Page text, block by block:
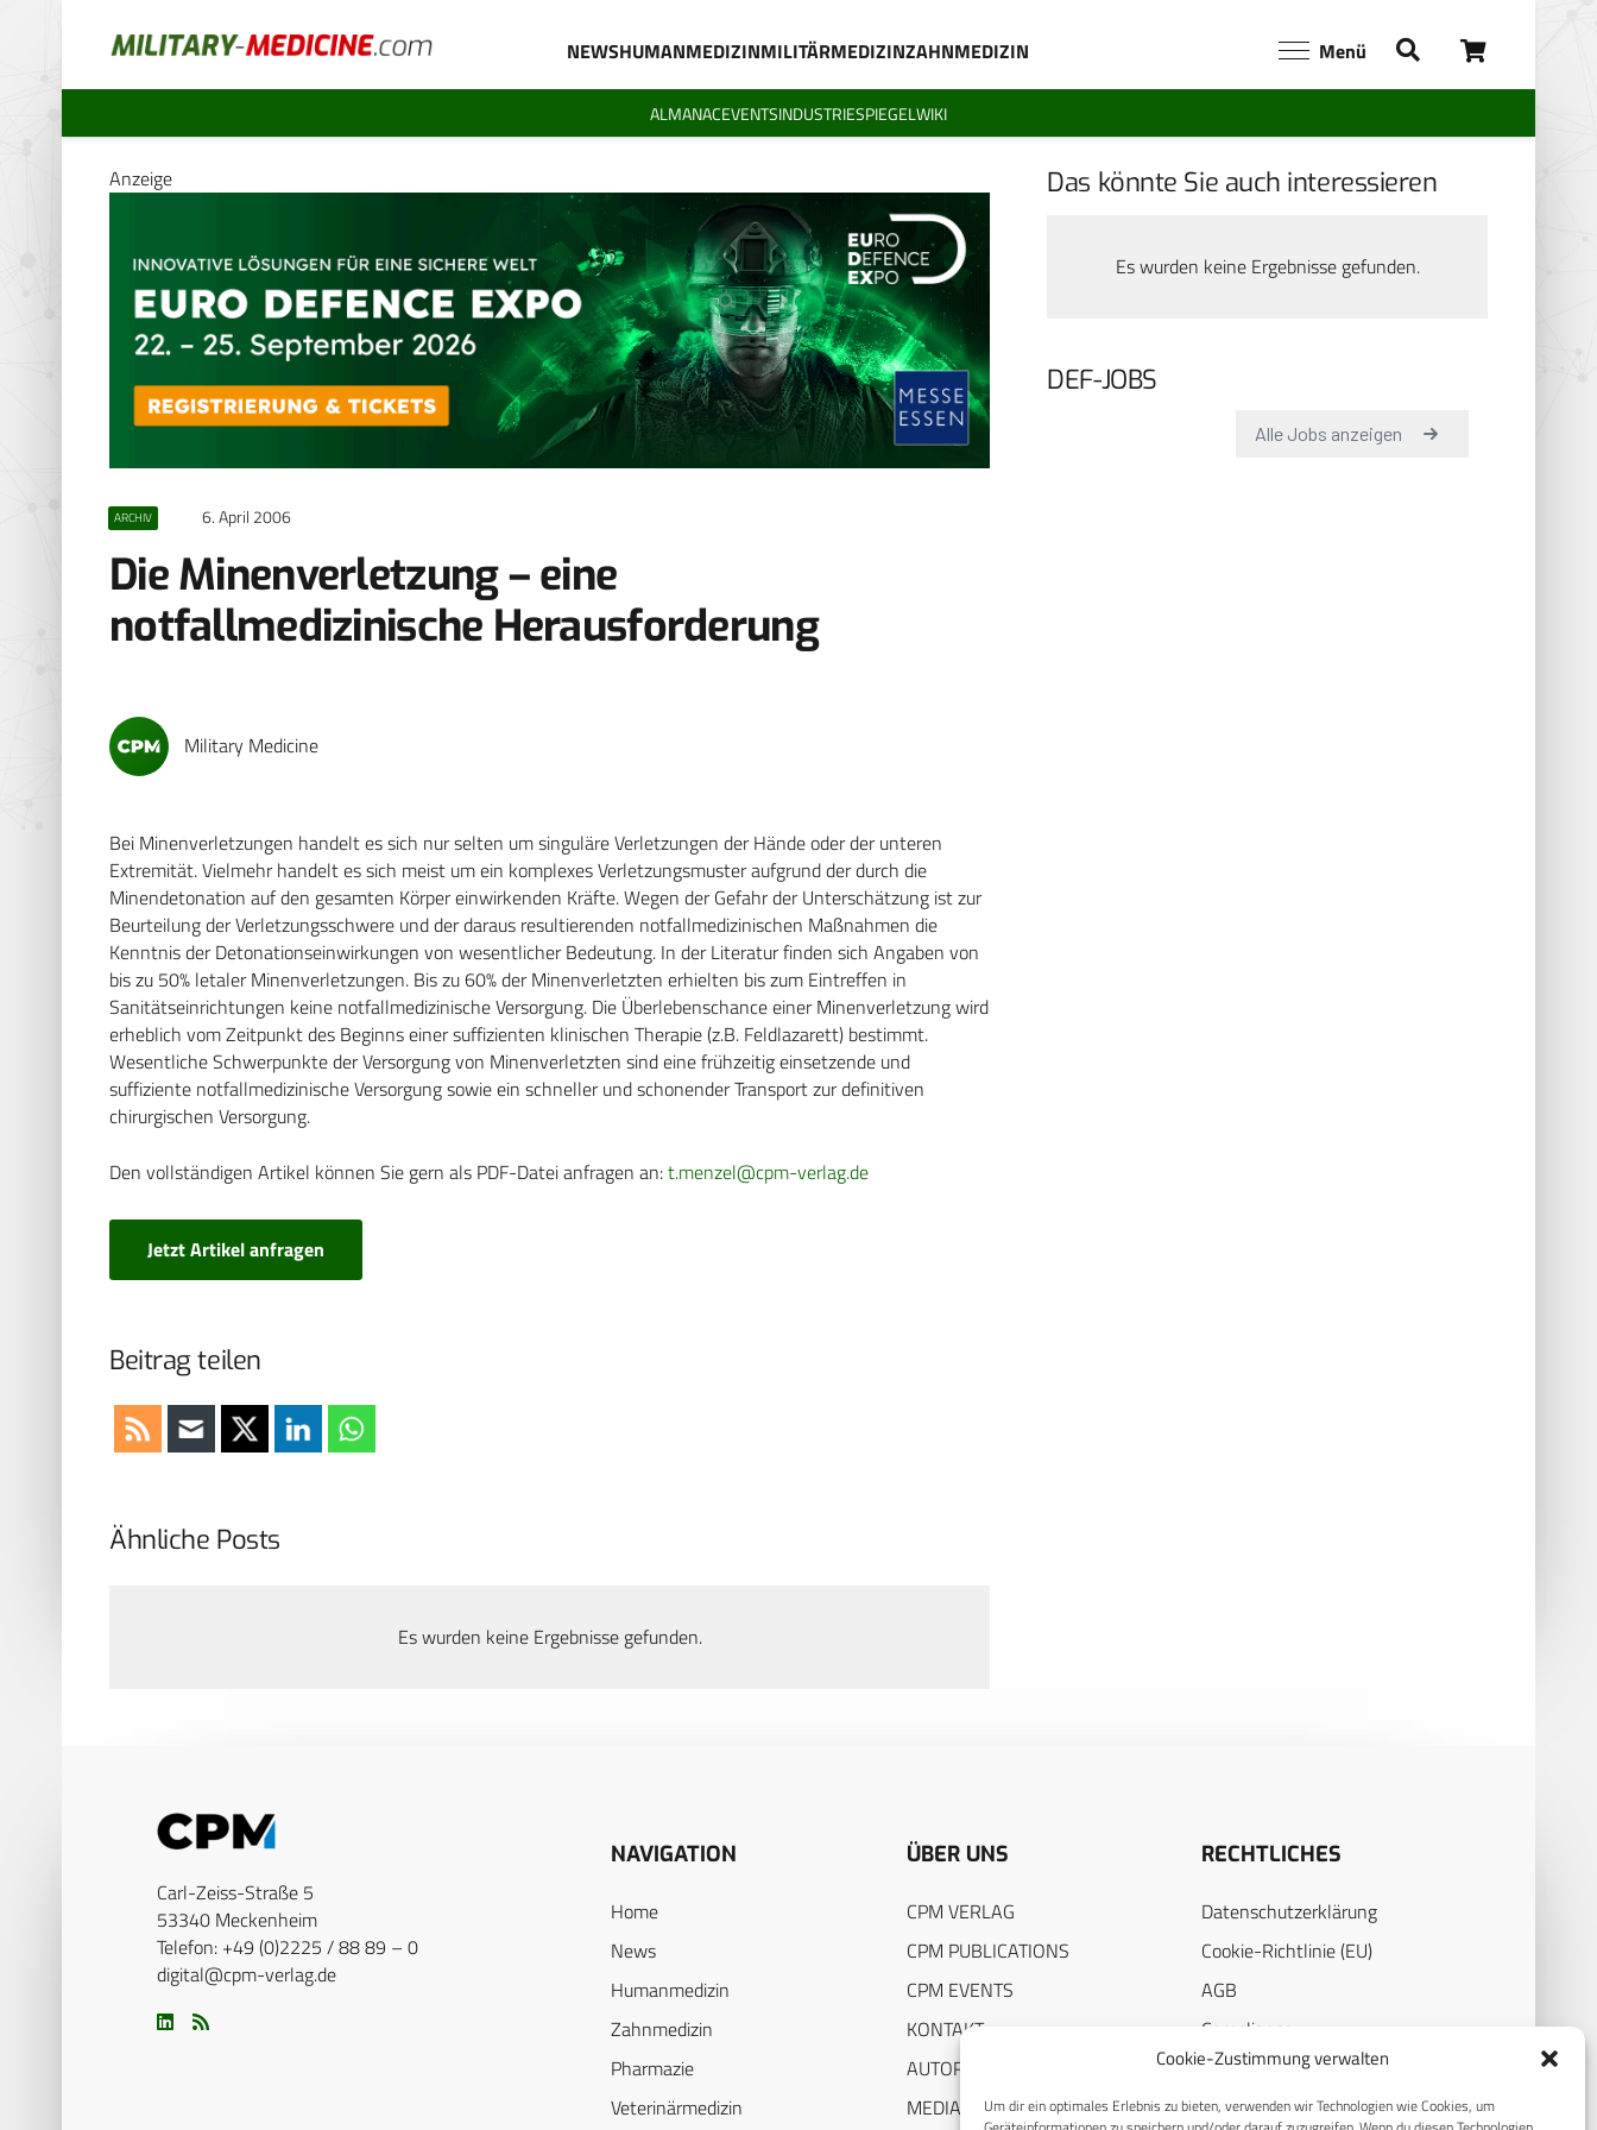
Cookie-Zustimmung verwalten
Um dir ein optimales Erlebnis zu bieten, verwenden wir Technologien wie Cookies, um
NEWSHUMANMEDIZINMILITÄRMEDIZINZAHNMEDIZIN Menü
ALMANACEVENTSINDUSTRIESPIEGELWIKI
Anzeige
ARCHIV 6. April 2006
Die Minenverletzung – eine
notfallmedizinische Herausforderung
Military Medicine
Bei Minenverletzungen handelt es sich nur selten um singuläre Verletzungen der Hände oder der unteren
Extremität. Vielmehr handelt es sich meist um ein komplexes Verletzungsmuster aufgrund der durch die
Minendetonation auf den gesamten Körper einwirkenden Kräfte. Wegen der Gefahr der Unterschätzung ist zur
Beurteilung der Verletzungsschwere und der daraus resultierenden notfallmedizinischen Maßnahmen die
Kenntnis der Detonationseinwirkungen von wesentlicher Bedeutung. In der Literatur finden sich Angaben von
bis zu 50% letaler Minenverletzungen. Bis zu 60% der Minenverletzten erhielten bis zum Eintreffen in
Sanitätseinrichtungen keine notfallmedizinische Versorgung. Die Überlebenschance einer Minenverletzung wird
erheblich vom Zeitpunkt des Beginns einer suffizienten klinischen Therapie (z.B. Feldlazarett) bestimmt.
Wesentliche Schwerpunkte der Versorgung von Minenverletzten sind eine frühzeitig einsetzende und
suffiziente notfallmedizinische Versorgung sowie ein schneller und schonender Transport zur definitiven
chirurgischen Versorgung.
Den vollständigen Artikel können Sie gern als PDF-Datei anfragen an:t.menzel@cpm-verlag.de
Jetzt Artikel anfragen
Beitrag teilen
Das könnte Sie auch interessieren
Es wurden keine Ergebnisse gefunden.
DEF-JOBS
Ähnliche Posts
Es wurden keine Ergebnisse gefunden.
Carl-Zeiss-Straße 5
53340 Meckenheim
Telefon: +49 (0)2225 / 88 89 – 0
digital@cpm-verlag.de
NAVIGATION
Home
News
Humanmedizin
Zahnmedizin
Pharmazie
Veterinärmedizin
ÜBER UNS
CPM VERLAG
CPM PUBLICATIONS
CPM EVENTS
KONTAKT
AUTORENHINWEISE
MEDIADATEN
RECHTLICHES
Datenschutzerklärung
Cookie-Richtlinie (EU)
AGB
Compliance
Impressum